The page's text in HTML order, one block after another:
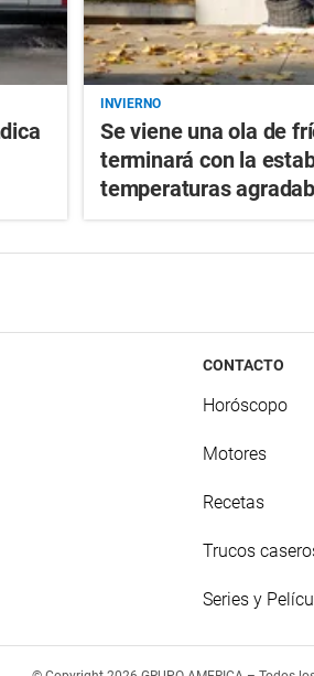
INVIERNO
Se viene una ola de
terminará con la
temperaturas
CONTACTO
Horóscopo
Motores
Recetas
Trucos
Series y